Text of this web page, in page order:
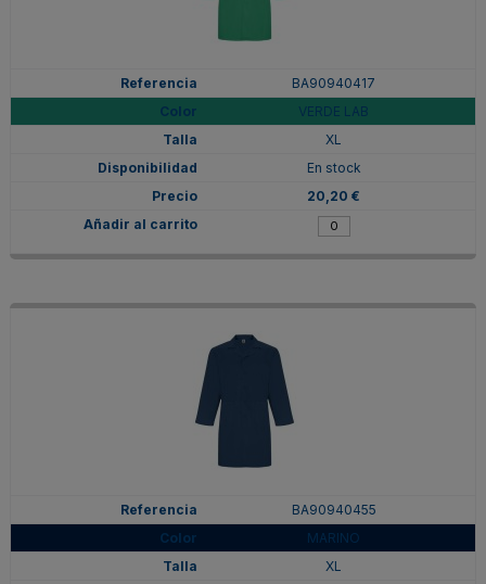
BA90940417
VERDE LAB
XL
En stock
20,20 €
BA90940455
MARINO
XL